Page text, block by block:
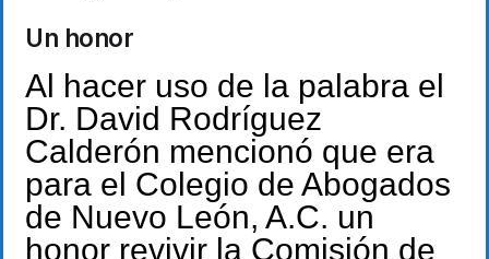
Un honor
Al hacer uso de la palabra el
Dr. David Rodríguez
Calderón mencionó que era
para el Colegio de Abogados
de Nuevo León, A.C. un
honor revivir la Comisión de